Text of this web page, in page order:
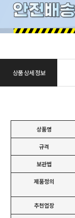
상품 상세 정보
상품명
규격
보관법
제품정의
추천업장